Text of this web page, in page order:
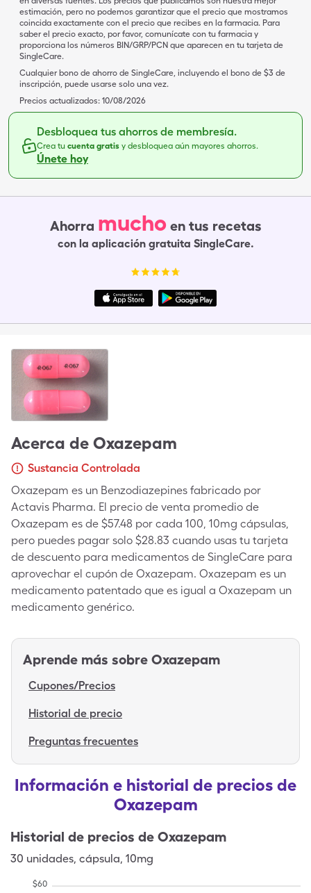
estimación, pero no podemos garantizar que el precio que mostramos
coincida exactamente con el precio que recibes en la farmacia. Para
saber el precio exacto, por favor, comunícate con tu farmacia y
proporciona los números BIN/GRP/PCN que aparecen en tu tarjeta de
SingleCare.
Cualquier bono de ahorro de SingleCare, incluyendo el bono de $3 de
inscripción, puede usarse solo una vez.
Precios actualizados: 10/08/2026
Desbloquea tus ahorros de membresía.
Crea tu cuenta gratis y desbloquea aún mayores ahorros.
Únete hoy
Ahorra mucho en tus recetas
con la aplicación gratuita SingleCare.
Acerca de Oxazepam
Sustancia Controlada
Oxazepam es un Benzodiazepines fabricado por
Actavis Pharma. El precio de venta promedio de
Oxazepam es de $57.48 por cada 100, 10mg cápsulas,
pero puedes pagar solo $28.83 cuando usas tu tarjeta
de descuento para medicamentos de SingleCare para
aprovechar el cupón de Oxazepam. Oxazepam es un
medicamento patentado que es igual a Oxazepam un
medicamento genérico.
Aprende más sobre Oxazepam
Cupones/Precios
Historial de precio
Preguntas frecuentes
Información e historial de precios de
Oxazepam
Historial de precios de Oxazepam
30 unidades, cápsula, 10mg
$60